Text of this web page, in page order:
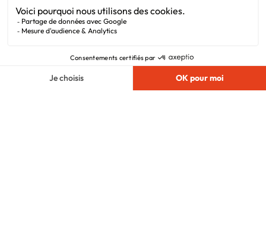
Mentions légales
Plan du site